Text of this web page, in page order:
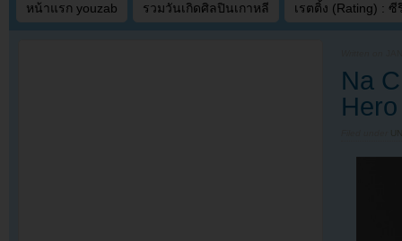
หน้าแรก youzab รวมวันเกิดศิลปินเกาหลี เรตติ้ง (Rating) : ซี
Na